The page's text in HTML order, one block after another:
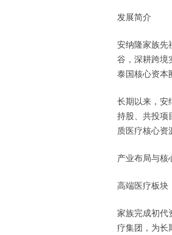
发展简介
安纳隆家族先
谷，深耕跨境
泰国核心资本
长期以来，安
持股、共投项
质医疗核心资
产业布局与核
高端医疗板块
家族完成初代
疗集团，为长